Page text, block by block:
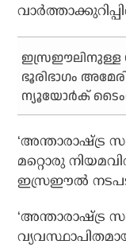
ഭൂരിഭാഗം
ന്യൂയോർക്
‘അന്താരാഷ്ട്ര
മറ്റൊരു
ഇസ്രഈല്‍
‘അന്താരാഷ്ട്ര